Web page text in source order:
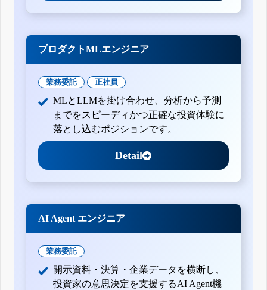
プロダクトMLエンジニア
業務委託 正社員
MLとLLMを掛け合わせ、分析から予測
までをスピーディかつ正確な投資体験に
落とし込むポジションです。
Detail
AI Agent エンジニア
業務委託
開示資料・決算・企業データを横断し、
投資家の意思決定を支援するAI Agent機